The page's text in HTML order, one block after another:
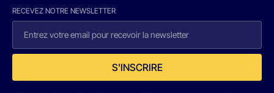
RECEVEZ NOTRE NEWSLETTER
S'INSCRIRE